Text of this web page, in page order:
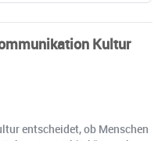
Kultur
entscheidet, ob Menschen